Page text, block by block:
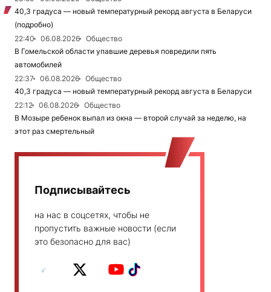
40,3 градуса — новый температурный рекорд августа в Беларуси
(подробно)
22:40
06.08.2026
Общество
В Гомельской области упавшие деревья повредили пять
автомобилей
22:37
06.08.2026
Общество
40,3 градуса — новый температурный рекорд августа в Беларуси
22:12
06.08.2026
Общество
В Мозыре ребенок выпал из окна — второй случай за неделю, на
этот раз смертельный
Подписывайтесь
на нас в соцсетях, чтобы не
пропустить важные новости (если
это безопасно для вас)